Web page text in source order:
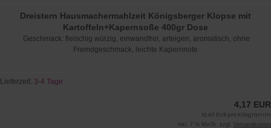
Dreistern Hausmachermahlzeit Königsberger Klopse mit
Kartoffeln+Kapernsoße 400gr Dose
Geschmack: fleischig würzig, einwandfrei, arteigen, aromatisch, ohne
Fremdgeschmack, leichte Kapernnote
Lieferzeit: 3-4 Tage
4,17 EUR
10,43 EUR pro Kilogramm
inkl. 7 % MwSt. zzgl. Versandkosten